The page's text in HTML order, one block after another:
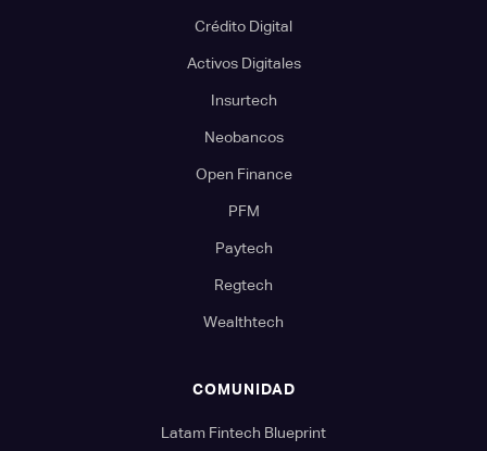
Crédito Digital
Activos Digitales
Insurtech
Neobancos
Open Finance
PFM
Paytech
Regtech
Wealthtech
COMUNIDAD
Latam Fintech Blueprint